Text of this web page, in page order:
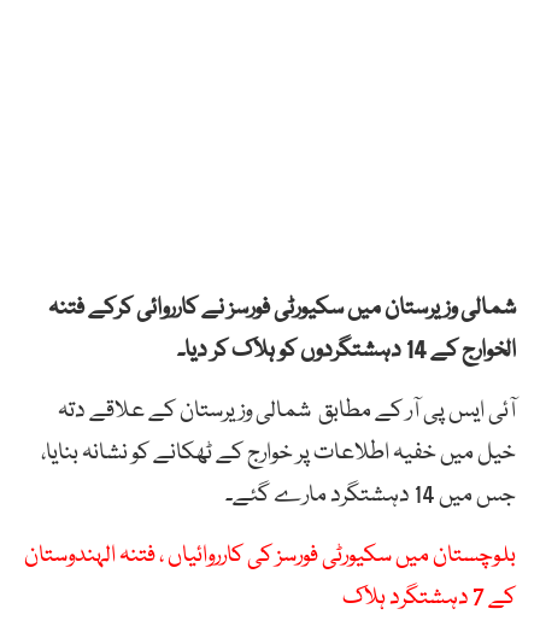
شمالی وزیرستان میں سکیورٹی فورسز نے کارروائی کرکے فتنہ
الخوارج کے 14 دہشتگردوں کو ہلاک کر دیا۔
آئی ایس پی آر کے مطابق شمالی وزیرستان کے علاقے دتہ
خیل میں خفیہ اطلاعات پر خوارج کے ٹھکانے کو نشانہ بنایا،
جس میں 14 دہشتگرد مارے گئے۔
بلوچستان میں سکیورٹی فورسز کی کارروائیاں ، فتنہ الہندوستان
کے 7 دہشتگرد ہلاک